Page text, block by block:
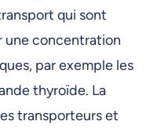
qui sont
une concentration
par exemple les
thyroïde. La
transporteurs et